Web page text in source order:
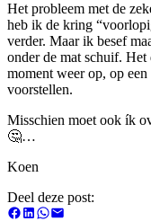
Het probleem met de
heb ik de kring
verder. Maar ik besef
onder de mat schuif.
moment weer op, op
voorstellen.
Misschien moet ook ík
🤔…
Koen
Deel deze post: